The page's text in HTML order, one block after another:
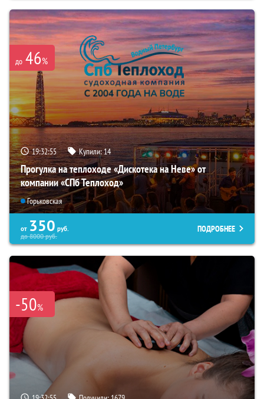
до 46%
19:32:53 Купили:14
Прогулка на теплоходе «Дискотека на Неве» от
компании «СПб Теплоход»
Горьковская
от 350 руб.
до8000руб.
ПОДРОБНЕЕ
-50%